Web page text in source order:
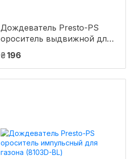
Дождеватель Presto-PS
ороситель выдвижной для
построения систем полива
(7961)
₴196